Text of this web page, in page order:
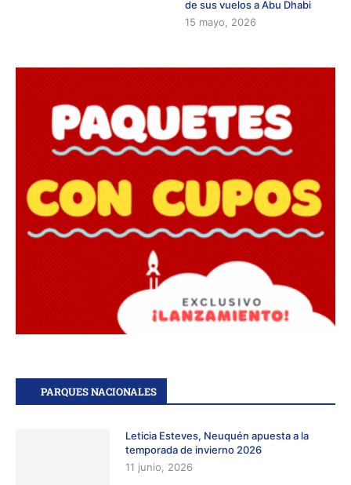
de sus vuelos a Abu Dhabi
15 mayo, 2026
PARQUES NACIONALES
Leticia Esteves, Neuquén apuesta a la
temporada de invierno 2026
11 junio, 2026